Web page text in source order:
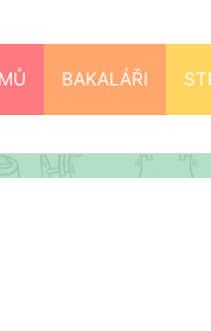
BAKALÁŘI